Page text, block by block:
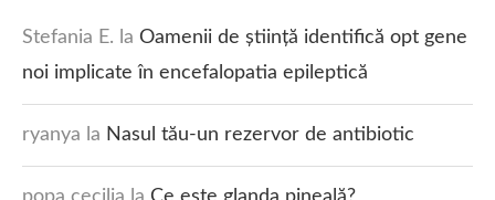
Stefania E. la Oamenii de știință identifică opt gene
noi implicate în encefalopatia epileptică
ryanya la Nasul tău-un rezervor de antibiotic